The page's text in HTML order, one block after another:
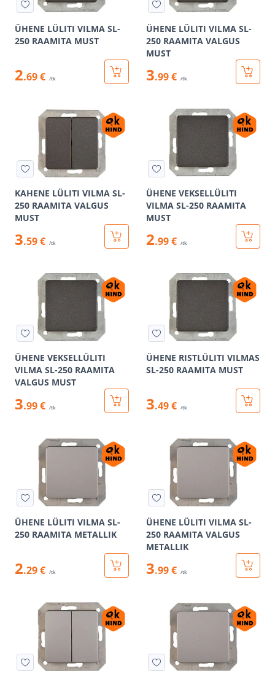
ÜHENE LÜLITI VILMA SL-
250 RAAMITA MUST
2.69 € /tk
ÜHENE LÜLITI VILMA SL-
250 RAAMITA VALGUS
MUST
3.99 € /tk
KAHENE LÜLITI VILMA SL-
250 RAAMITA VALGUS
MUST
3.59 € /tk
ÜHENE VEKSELLÜLITI
VILMA SL-250 RAAMITA
MUST
2.99 € /tk
ÜHENE VEKSELLÜLITI
VILMA SL-250 RAAMITA
VALGUS MUST
3.99 € /tk
ÜHENE RISTLÜLITI VILMAS
SL-250 RAAMITA MUST
3.49 € /tk
ÜHENE LÜLITI VILMA SL-
250 RAAMITA METALLIK
2.29 € /tk
ÜHENE LÜLITI VILMA SL-
250 RAAMITA VALGUS
METALLIK
3.99 € /tk